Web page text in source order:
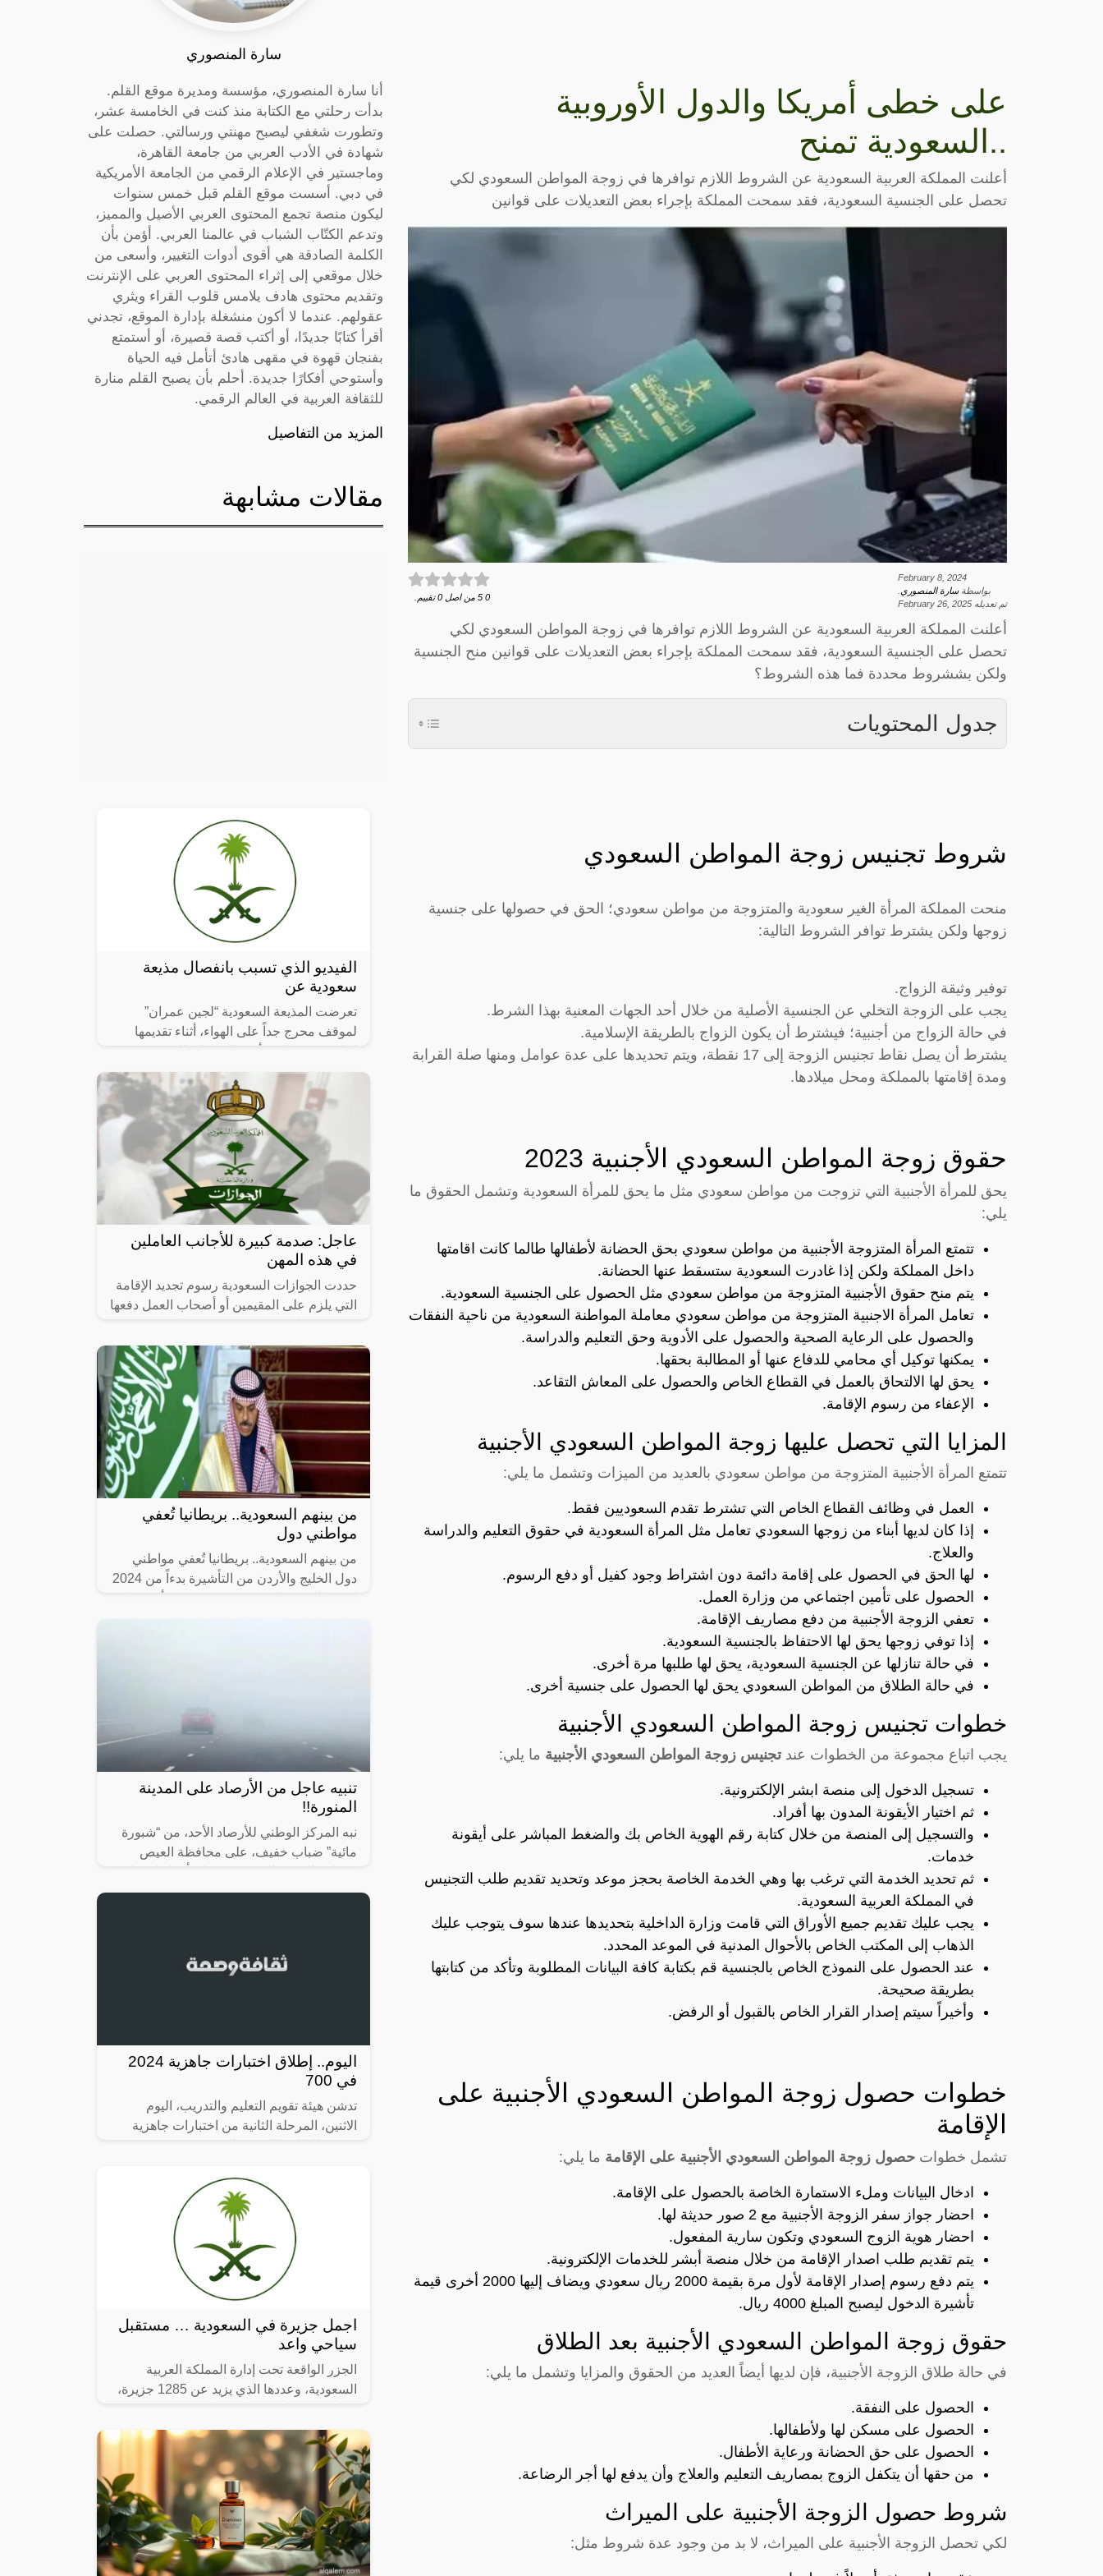
على خطى أمريكا والدول الأوروبية
..السعودية تمنح
أعلنت المملكة العربية السعودية عن الشروط اللازم توافرها في زوجة المواطن السعودي لكي
تحصل على الجنسية السعودية، فقد سمحت المملكة بإجراء بعض التعديلات على قوانين
February 8, 2024
بواسطةسارة المنصوري
تم تعديله February 26, 2025
0
5 من اصل 0 تقييم.
أعلنت المملكة العربية السعودية عن الشروط اللازم توافرها في زوجة المواطن السعودي لكي
تحصل على الجنسية السعودية، فقد سمحت المملكة بإجراء بعض التعديلات على قوانين منح الجنسية
ولكن بششروط محددة فما هذه الشروط؟
جدول المحتويات
شروط تجنيس زوجة المواطن السعودي
منحت المملكة المرأة الغير سعودية والمتزوجة من مواطن سعودي؛ الحق في حصولها على جنسية
زوجها ولكن يشترط توافر الشروط التالية:
توفير وثيقة الزواج.
يجب على الزوجة التخلي عن الجنسية الأصلية من خلال أحد الجهات المعنية بهذا الشرط.
في حالة الزواج من أجنبية؛ فيشترط أن يكون الزواج بالطريقة الإسلامية.
يشترط أن يصل نقاط تجنيس الزوجة إلى 17 نقطة، ويتم تحديدها على عدة عوامل ومنها صلة القرابة
ومدة إقامتها بالمملكة ومحل ميلادها.
حقوق زوجة المواطن السعودي الأجنبية 2023
يحق للمرأة الأجنبية التي تزوجت من مواطن سعودي مثل ما يحق للمرأة السعودية وتشمل الحقوق ما
يلي:
تتمتع المرأة المتزوجة الأجنبية من مواطن سعودي بحق الحضانة لأطفالها طالما كانت اقامتها
داخل المملكة ولكن إذا غادرت السعودية ستسقط عنها الحضانة.
يتم منح حقوق الأجنبية المتزوجة من مواطن سعودي مثل الحصول على الجنسية السعودية.
تعامل المرأة الاجنبية المتزوجة من مواطن سعودي معاملة المواطنة السعودية من ناحية النفقات
والحصول على الرعاية الصحية والحصول على الأدوية وحق التعليم والدراسة.
يمكنها توكيل أي محامي للدفاع عنها أو المطالبة بحقها.
يحق لها الالتحاق بالعمل في القطاع الخاص والحصول على المعاش التقاعد.
الإعفاء من رسوم الإقامة.
المزايا التي تحصل عليها زوجة المواطن السعودي الأجنبية
تتمتع المرأة الأجنبية المتزوجة من مواطن سعودي بالعديد من الميزات وتشمل ما يلي:
العمل في وظائف القطاع الخاص التي تشترط تقدم السعوديين فقط.
إذا كان لديها أبناء من زوجها السعودي تعامل مثل المرأة السعودية في حقوق التعليم والدراسة
والعلاج.
لها الحق في الحصول على إقامة دائمة دون اشتراط وجود كفيل أو دفع الرسوم.
الحصول على تأمين اجتماعي من وزارة العمل.
تعفي الزوجة الأجنبية من دفع مصاريف الإقامة.
إذا توفي زوجها يحق لها الاحتفاظ بالجنسية السعودية.
في حالة تنازلها عن الجنسية السعودية، يحق لها طلبها مرة أخرى.
في حالة الطلاق من المواطن السعودي يحق لها الحصول على جنسية أخرى.
خطوات تجنيس زوجة المواطن السعودي الأجنبية
يجب اتباع مجموعة من الخطوات عند تجنيس زوجة المواطن السعودي الأجنبية ما يلي:
تسجيل الدخول إلى منصة ابشر الإلكترونية.
ثم اختيار الأيقونة المدون بها أفراد.
والتسجيل إلى المنصة من خلال كتابة رقم الهوية الخاص بك والضغط المباشر على أيقونة
خدمات.
ثم تحديد الخدمة التي ترغب بها وهي الخدمة الخاصة بحجز موعد وتحديد تقديم طلب التجنيس
في المملكة العربية السعودية.
يجب عليك تقديم جميع الأوراق التي قامت وزارة الداخلية بتحديدها عندها سوف يتوجب عليك
الذهاب إلى المكتب الخاص بالأحوال المدنية في الموعد المحدد.
عند الحصول على النموذج الخاص بالجنسية قم بكتابة كافة البيانات المطلوبة وتأكد من كتابتها
بطريقة صحيحة.
وأخيراً سيتم إصدار القرار الخاص بالقبول أو الرفض.
خطوات حصول زوجة المواطن السعودي الأجنبية على
الإقامة
تشمل خطوات حصول زوجة المواطن السعودي الأجنبية على الإقامة ما يلي:
ادخال البيانات وملء الاستمارة الخاصة بالحصول على الإقامة.
احضار جواز سفر الزوجة الأجنبية مع 2 صور حديثة لها.
احضار هوية الزوج السعودي وتكون سارية المفعول.
يتم تقديم طلب اصدار الإقامة من خلال منصة أبشر للخدمات الإلكترونية.
يتم دفع رسوم إصدار الإقامة لأول مرة بقيمة 2000 ريال سعودي ويضاف إليها 2000 أخرى قيمة
تأشيرة الدخول ليصبح المبلغ 4000 ريال.
حقوق زوجة المواطن السعودي الأجنبية بعد الطلاق
في حالة طلاق الزوجة الأجنبية، فإن لديها أيضاً العديد من الحقوق والمزايا وتشمل ما يلي:
الحصول على النفقة.
الحصول على مسكن لها ولأطفالها.
الحصول على حق الحضانة ورعاية الأطفال.
من حقها أن يتكفل الزوج بمصاريف التعليم والعلاج وأن يدفع لها أجر الرضاعة.
شروط حصول الزوجة الأجنبية على الميراث
لكي تحصل الزوجة الأجنبية على الميراث، لا بد من وجود عدة شروط مثل:
سارة المنصوري
أنا سارة المنصوري، مؤسسة ومديرة موقع القلم.
بدأت رحلتي مع الكتابة منذ كنت في الخامسة عشر،
وتطورت شغفي ليصبح مهنتي ورسالتي. حصلت على
شهادة في الأدب العربي من جامعة القاهرة،
وماجستير في الإعلام الرقمي من الجامعة الأمريكية
في دبي. أسست موقع القلم قبل خمس سنوات
ليكون منصة تجمع المحتوى العربي الأصيل والمميز،
وتدعم الكتّاب الشباب في عالمنا العربي. أؤمن بأن
الكلمة الصادقة هي أقوى أدوات التغيير، وأسعى من
خلال موقعي إلى إثراء المحتوى العربي على الإنترنت
وتقديم محتوى هادف يلامس قلوب القراء ويثري
عقولهم. عندما لا أكون منشغلة بإدارة الموقع، تجدني
أقرأ كتابًا جديدًا، أو أكتب قصة قصيرة، أو أستمتع
بفنجان قهوة في مقهى هادئ أتأمل فيه الحياة
وأستوحي أفكارًا جديدة. أحلم بأن يصبح القلم منارة
للثقافة العربية في العالم الرقمي.
المزيد من التفاصيل
مقالات مشابهة
الفيديو الذي تسبب بانفصال مذيعة
سعودية عن
تعرضت المذيعة السعودية “لجين عمران”
لموقف محرج جداً على الهواء، أثناء تقديمها
على قناة “بينونة” الإماراتية، ورغم أن
عاجل: صدمة كبيرة للأجانب العاملين
في هذه المهن
حددت الجوازات السعودية رسوم تجديد الإقامة
التي يلزم على المقيمين أو أصحاب العمل دفعها
باختلاف مهنة هؤلاء الوافدين والمدة
من بينهم السعودية.. بريطانيا تُعفي
مواطني دول
من بينهم السعودية.. بريطانيا تُعفي مواطني
دول الخليج والأردن من التأشيرة بدءاً من 2024
تنبيه عاجل من الأرصاد على المدينة
المنورة!!
نبه المركز الوطني للأرصاد الأحد، من “شبورة
مائية” ضباب خفيف، على محافظة العيص
مدى الرؤية الأُفقية ( 3-5 )
اليوم.. إطلاق اختبارات جاهزية 2024
في 700
تدشن هيئة تقويم التعليم والتدريب، اليوم
الاثنين، المرحلة الثانية من اختبارات جاهزية
اجمل جزيرة في السعودية … مستقبل
سياحي واعد
الجزر الواقعة تحت إدارة المملكة العربية
السعودية، وعددها الذي يزيد عن 1285 جزيرة،